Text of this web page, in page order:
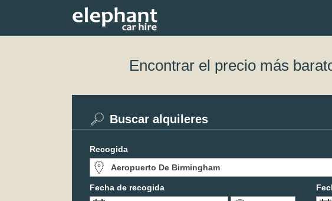
Encontrar el precio más
Buscar alquileres
Recogida
Fecha de recogida